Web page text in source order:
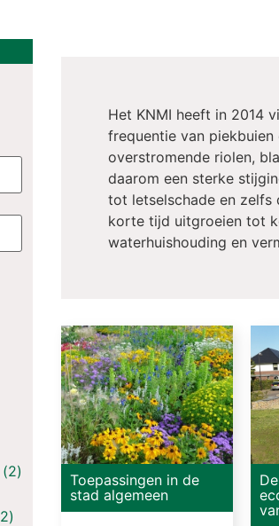
(2)
2)
Het KNMI heeft in 2014
frequentie van
overstromende riolen,
daarom een sterke
tot letselschade en zelfs
korte tijd uitgroeien tot
waterhuishouding en
Toepassingen in de
stad algemeen